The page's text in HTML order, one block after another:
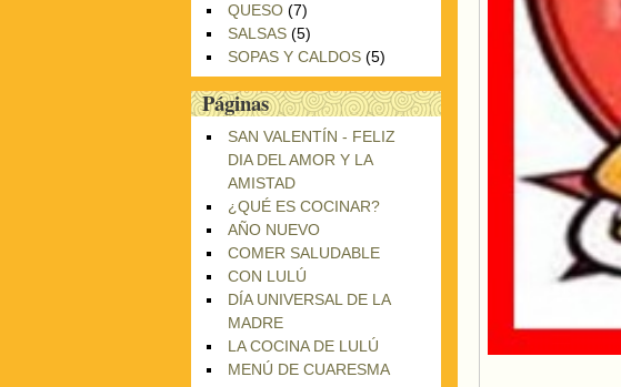
QUESO (7)
SALSAS (5)
SOPAS Y CALDOS (5)
Páginas
SAN VALENTÍN - FELIZ
DIA DEL AMOR Y LA
AMISTAD
¿QUÉ ES COCINAR?
AÑO NUEVO
COMER SALUDABLE
CON LULÚ
DÍA UNIVERSAL DE LA
MADRE
LA COCINA DE LULÚ
MENÚ DE CUARESMA